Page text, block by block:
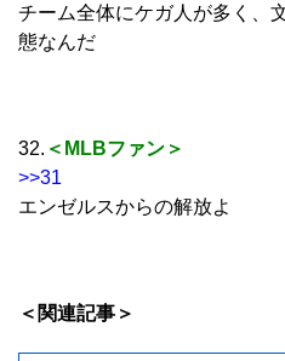
チーム全体にケガ人が多く、
態なんだ
32. ＜MLBファン＞
>>31
エンゼルスからの解放よ
＜関連記事＞